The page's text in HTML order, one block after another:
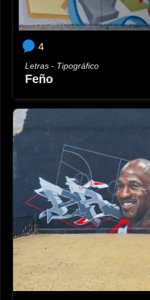
4
Letras - Tipográfico
Feño